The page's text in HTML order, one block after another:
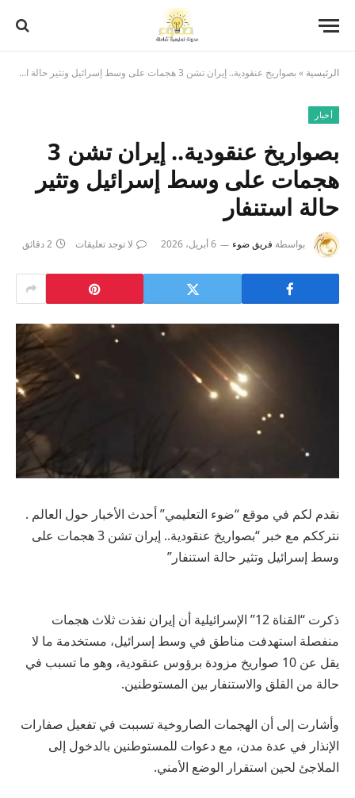
الرئيسية »بصواريخ عنقودية.. إيران تشن 3 هجمات على وسط إسرائيل وتثير حالة استنفار
أخبار
بصواريخ عنقودية.. إيران تشن 3
هجمات على وسط إسرائيل وتثير
حالة استنفار
بواسطة فريق ضوء 6 أبريل، 2026 لا توجد تعليقات 2 دقائق
نقدم لكم في موقع “ضوء التعليمي” أحدث الأخبار حول العالم .
نترككم مع خبر “بصواريخ عنقودية.. إيران تشن 3 هجمات على
وسط إسرائيل وتثير حالة استنفار”
ذكرت “القناة 12” الإسرائيلية أن إيران نفذت ثلاث هجمات
منفصلة استهدفت مناطق في وسط إسرائيل، مستخدمة ما لا
يقل عن 10 صواريخ مزودة برؤوس عنقودية، وهو ما تسبب في
حالة من القلق والاستنفار بين المستوطنين.
وأشارت إلى أن الهجمات الصاروخية تسببت في تفعيل صفارات
الإنذار في عدة مدن، مع دعوات للمستوطنين بالدخول إلى
الملاجئ لحين استقرار الوضع الأمني.